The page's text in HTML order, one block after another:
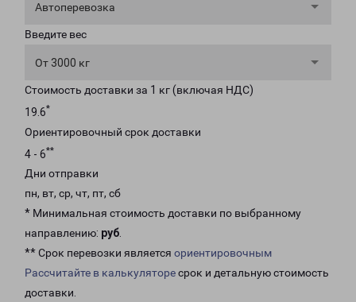
Автоперевозка
Введите вес
От 3000 кг
Стоимость доставки за 1 кг (включая НДС)
19.6*
Ориентировочный срок доставки
4 - 6**
Дни отправки
пн, вт, ср, чт, пт, сб
* Минимальная стоимость доставки по выбранному
направлению: руб.
** Срок перевозки является ориентировочным
Рассчитайте в калькуляторесрок и детальную стоимость
доставки.